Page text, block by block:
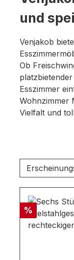
und
Venjakob
Ob
Esszimmer
Wohnzimmer
Vielfalt und
Rabatt
%